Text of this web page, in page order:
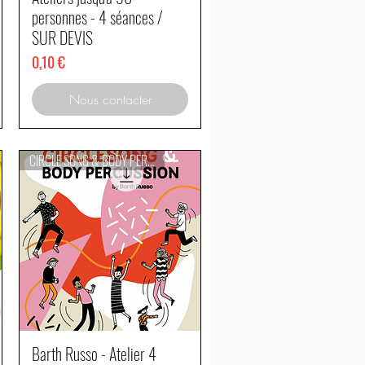
personnes - 4 séances /
SUR DEVIS
Prix
0,10 €
Nous contacter
Aperçu rapide
CIRCLE SONG & BODY PERCUSSION
Barth Russo - Atelier 4